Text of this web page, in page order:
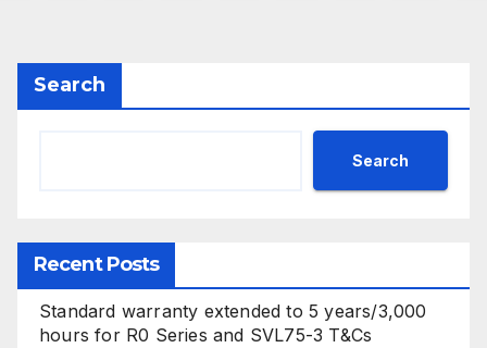
Search
Search
Recent Posts
Standard warranty extended to 5 years/3,000
hours for R0 Series and SVL75-3 T&Cs